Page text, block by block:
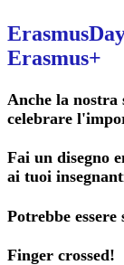
Erasmus+
Anche la nostra
celebrare
Fai un disegno
ai tuoi
Potrebbe
Finger crossed!